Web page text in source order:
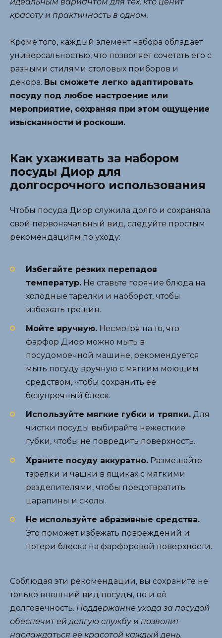
красоту и практичность в одном.
Кроме того, каждый элемент набора обладает
универсальностью, что позволяет сочетать его с
разными стилями столовых приборов и
декора. Вы сможете легко адаптировать
посуду под любое настроение или
мероприятие, сохраняя при этом ощущение
изысканности и роскоши.
Как ухаживать за набором
посуды Диор для
долгосрочного использования
Чтобы посуда Диор служила долго и сохраняла
свой первоначальный вид, следуйте простым
рекомендациям по уходу:
Избегайте резких перепадов
температур. Не ставьте горячие блюда на
холодные тарелки и наоборот, чтобы
избежать трещин.
Мойте вручную. Несмотря на то, что
фарфор Диор можно мыть в
посудомоечной машине, рекомендуется
мыть посуду вручную с мягким моющим
средством, чтобы сохранить её
безупречный блеск.
Используйте мягкие губки и тряпки. Для
чистки посуды выбирайте нежесткие
губки, чтобы не повредить поверхность.
Храните посуду аккуратно. Размещайте
тарелки и чашки в ящиках с мягкими
разделителями, чтобы предотвратить
царапины и сколы.
Не используйте абразивные средства.
Это поможет избежать повреждений и
потери блеска на фарфоровой поверхности.
Соблюдая эти рекомендации, вы сохраните не
только внешний вид посуды, но и её
долговечность. Поддержание ухода за посудой
обеспечит ей долгую службу и позволит
наслаждаться её красотой каждый день.